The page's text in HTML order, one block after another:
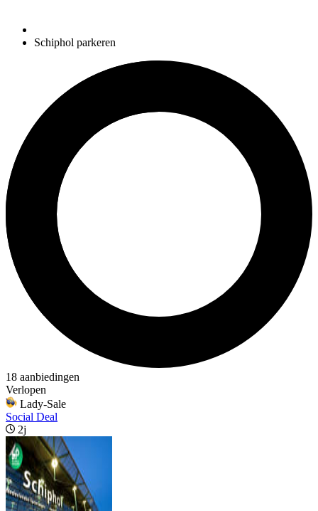
Schiphol parkeren
18 aanbiedingen
Verlopen
Lady-Sale
Social Deal
2j